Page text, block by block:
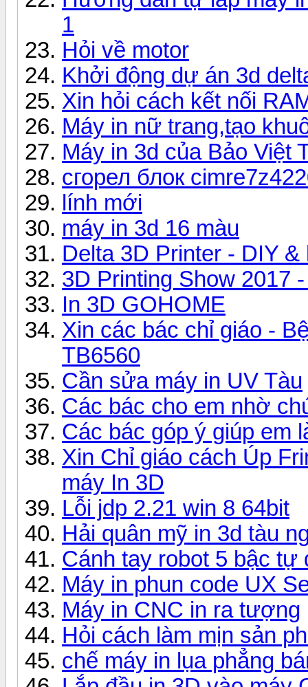
1
Hỏi về motor
Khởi động dự án 3d
Xin hỏi cách kết nối
Máy in nữ trang,tạo
Máy in 3d của Bảo Việt
сгорел блок
lính mới
máy in 3d 16 màu
Delta 3D Printer - DIY
3D Printing Show 2017
In 3D GOHOME
Xin các bác chỉ giáo -
TB6560
Cần sửa máy in UV Tàu
Các bác cho em nhờ
Các bác góp ý giúp em
Xin Chỉ giáo cách Úp
máy In 3D
Lỗi jdp 2.21 win 8 64bit
Hải quân mỹ in 3d tàu
Cánh tay robot 5 bậc tự
Máy in phun code UX
Máy in CNC in ra tượng
Hỏi cách làm mịn sản
chế máy in lụa phẳng